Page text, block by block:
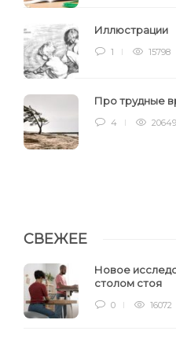
Иллюстрации
1 15798
Про трудные
4 20649
СВЕЖЕЕ
Новое
столом стоя
0 16072